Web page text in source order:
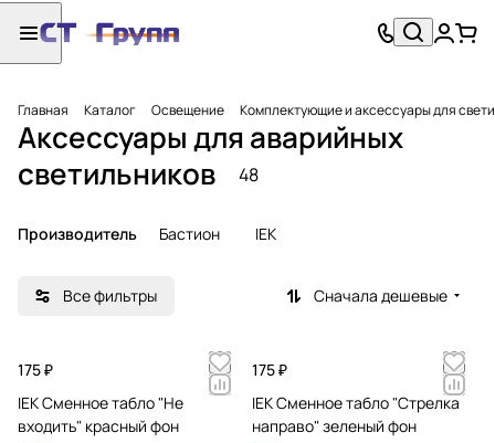
Главная Каталог Освещение Комплектующие и аксессуары для
Аксессуары для аварийных
светильников
48
Производитель Бастион IEK
Все фильтры Сначала дешевые
175 ₽
IEK Сменное табло "Не
входить" красный фон
175 ₽
IEK Сменное табло "Стрелка
направо" зеленый фон